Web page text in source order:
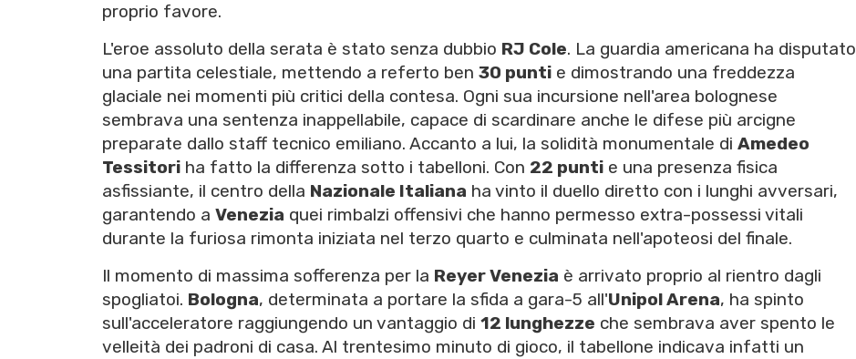
proprio favore.
L'eroe assoluto della serata è stato senza dubbio RJ Cole. La guardia americana ha disputato
una partita celestiale, mettendo a referto ben 30 punti e dimostrando una freddezza
glaciale nei momenti più critici della contesa. Ogni sua incursione nell'area bolognese
sembrava una sentenza inappellabile, capace di scardinare anche le difese più arcigne
preparate dallo staff tecnico emiliano. Accanto a lui, la solidità monumentale di Amedeo
Tessitori ha fatto la differenza sotto i tabelloni. Con 22 punti e una presenza fisica
asfissiante, il centro della Nazionale Italiana ha vinto il duello diretto con i lunghi avversari,
garantendo a Venezia quei rimbalzi offensivi che hanno permesso extra-possessi vitali
durante la furiosa rimonta iniziata nel terzo quarto e culminata nell'apoteosi del finale.
Il momento di massima sofferenza per la Reyer Venezia è arrivato proprio al rientro dagli
spogliatoi. Bologna, determinata a portare la sfida a gara-5 all'Unipol Arena, ha spinto
sull'acceleratore raggiungendo un vantaggio di 12 lunghezze che sembrava aver spento le
velleità dei padroni di casa. Al trentesimo minuto di gioco, il tabellone indicava infatti un